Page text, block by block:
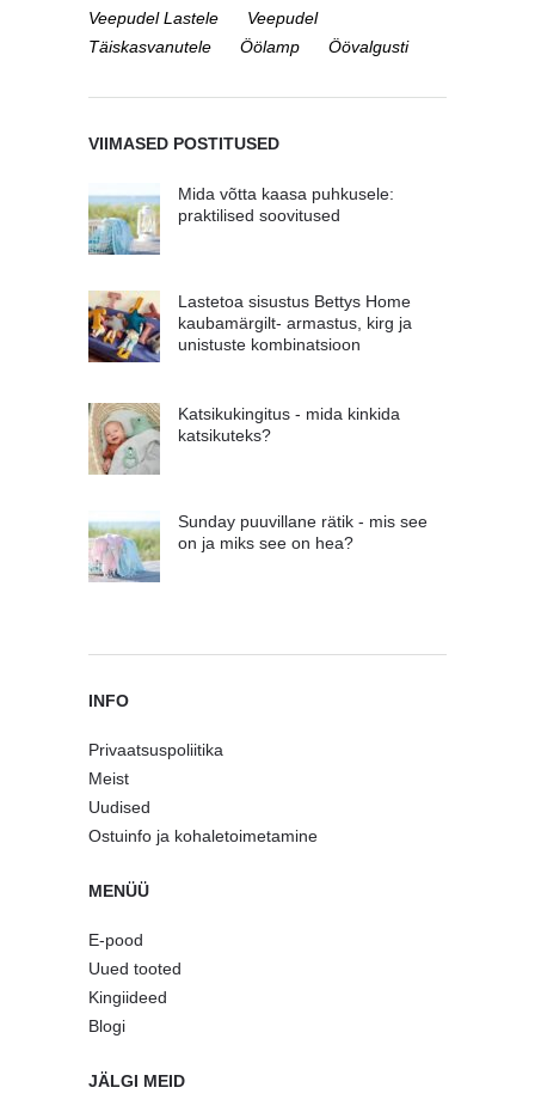
Veepudel Lastele
Veepudel
Täiskasvanutele
Öölamp Öövalgusti
VIIMASED POSTITUSED
Mida võtta kaasa puhkusele:
praktilised soovitused
Lastetoa sisustus Bettys Home
kaubamärgilt- armastus, kirg ja
unistuste kombinatsioon
Katsikukingitus - mida kinkida
katsikuteks?
Sunday puuvillane rätik - mis see
on ja miks see on hea?
INFO
Privaatsuspoliitika
Meist
Uudised
Ostuinfo ja kohaletoimetamine
MENÜÜ
E-pood
Uued tooted
Kingiideed
Blogi
JÄLGI MEID